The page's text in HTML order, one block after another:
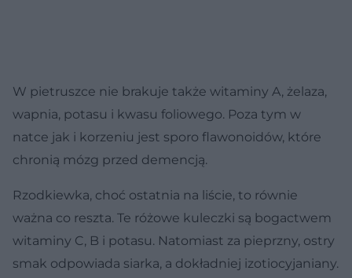
W pietruszce nie brakuje także witaminy A, żelaza,
wapnia, potasu i kwasu foliowego. Poza tym w
natce jak i korzeniu jest sporo flawonoidów, które
chronią mózg przed demencją.
Rzodkiewka, choć ostatnia na liście, to równie
ważna co reszta. Te różowe kuleczki są bogactwem
witaminy C, B i potasu. Natomiast za pieprzny, ostry
smak odpowiada siarka, a dokładniej izotiocyjaniany.